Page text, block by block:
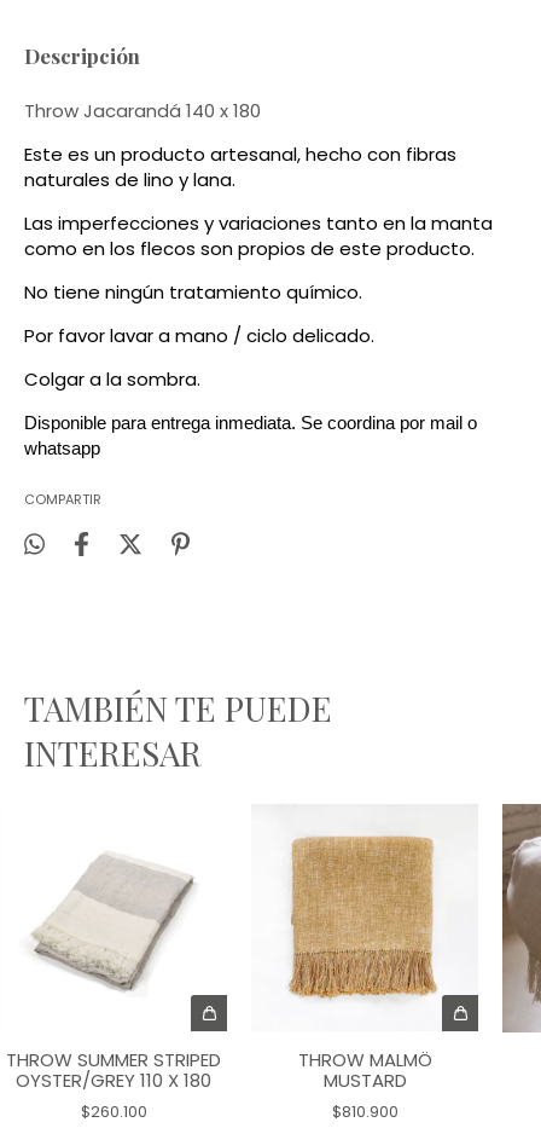
Descripción
Throw Jacarandá 140 x 180
Este es un producto artesanal, hecho con fibras
naturales de lino y lana.
Las imperfecciones y variaciones tanto en la manta
como en los flecos son propios de este producto.
No tiene ningún tratamiento químico.
Por favor lavar a mano / ciclo delicado.
Colgar a la sombra.
Disponible para entrega inmediata. Se coordina por mail o
whatsapp
COMPARTIR
TAMBIÉN TE PUEDE
INTERESAR
THROW SUMMER STRIPED
OYSTER/GREY 110 X 180
$260.100
THROW MALMÖ
MUSTARD
$810.900